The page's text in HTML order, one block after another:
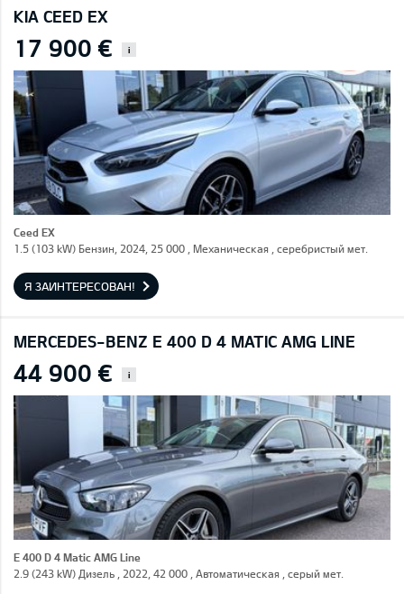
KIA CEED EX
17 900 € i
Ceed EX
1.5 (103 kW) Бензин, 2024, 25 000 , Механическая , серебристый мет.
Я ЗАИНТЕРЕСОВАН!
MERCEDES-BENZ E 400 D 4 MATIC AMG LINE
44 900 € i
E 400 D 4 Matic AMG Line
2.9 (243 kW) Дизель , 2022, 42 000 , Автоматическая , серый мет.